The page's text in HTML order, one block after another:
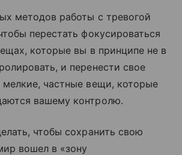
методов работы с тревогой
перестать фокусироваться
которые вы в принципе не в
и перенести свое
мелкие, частные вещи, которые
вашему контролю.
чтобы сохранить свою
вошел в «зону